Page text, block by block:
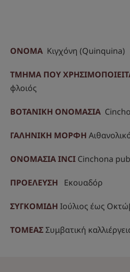
ΟΝΟΜΑ Κιγχόνη (Quinquina)
ΤΜΗΜΑ ΠΟΥ
φλοιός
ΒΟΤΑΝΙΚΗ ΟΝΟΜΑΣΙΑ
ΓΑΛΗΝΙΚΗ ΜΟΡΦΗ
ΟΝΟΜΑΣΙΑ INCI Cinchona
ΠΡΟΕΛΕΥΣΗ Εκουαδόρ
ΣΥΓΚΟΜΙΔΗ Ιούλιος έως
ΤΟΜΕΑΣΣυμβατική